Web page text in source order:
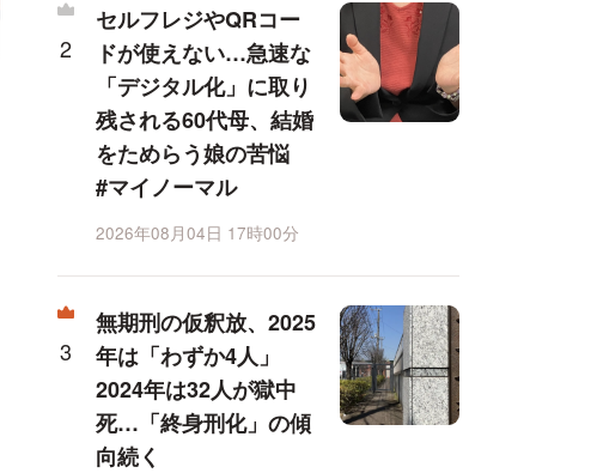
セルフレジやQRコー
ドが使えない…急速な
「デジタル化」に取り
残される60代母、結婚
をためらう娘の苦悩
#マイノーマル
2026年08月04日 17時00分
無期刑の仮釈放、2025
年は「わずか4人」
2024年は32人が獄中
死…「終身刑化」の傾
向続く